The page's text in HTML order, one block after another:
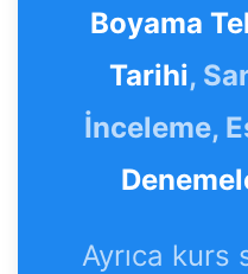
Boyama
Tarihi,
İnceleme,
Ayrıca kurs